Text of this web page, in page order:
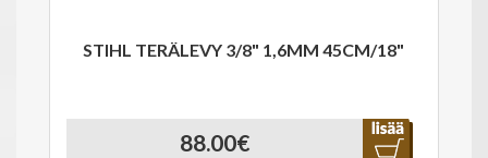
STIHL TERÄLEVY 3/8" 1,6MM 45CM/18"
88.00€